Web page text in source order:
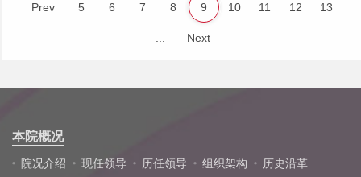
Prev 5 6 7 8 9 10 11 12 13
Next
本院概况
院况介绍 现任领导 历任领导 组织架构
历史沿革